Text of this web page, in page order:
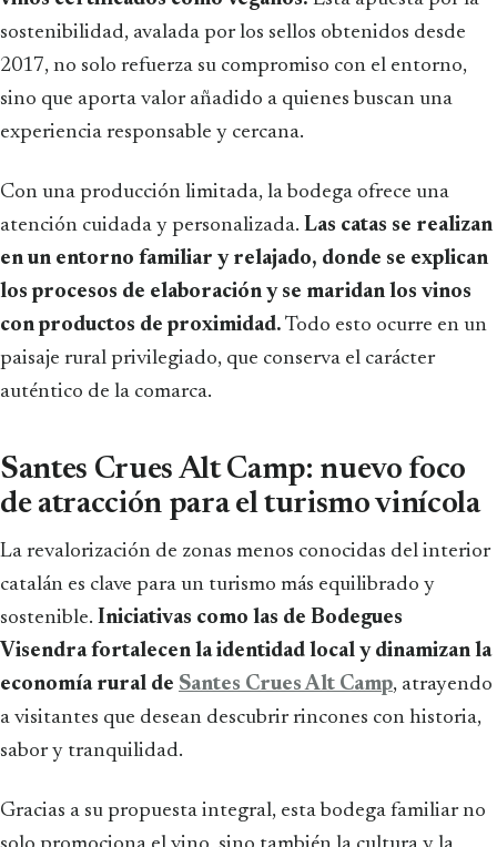
sostenibilidad, avalada por los sellos obtenidos desde
2017, no solo refuerza su compromiso con el entorno,
sino que aporta valor añadido a quienes buscan una
experiencia responsable y cercana.
Con una producción limitada, la bodega ofrece una
atención cuidada y personalizada. Las catas se realizan
en un entorno familiar y relajado, donde se explican
los procesos de elaboración y se maridan los vinos
con productos de proximidad. Todo esto ocurre en un
paisaje rural privilegiado, que conserva el carácter
auténtico de la comarca.
Santes Crues Alt Camp: nuevo foco
de atracción para el turismo vinícola
La revalorización de zonas menos conocidas del interior
catalán es clave para un turismo más equilibrado y
sostenible. Iniciativas como las de Bodegues
Visendra fortalecen la identidad local y dinamizan la
economía rural de Santes Crues Alt Camp, atrayendo
a visitantes que desean descubrir rincones con historia,
sabor y tranquilidad.
Gracias a su propuesta integral, esta bodega familiar no